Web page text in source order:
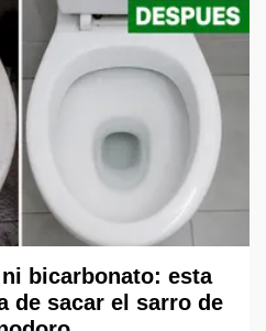
bicarbonato: esta
de sacar el sarro de